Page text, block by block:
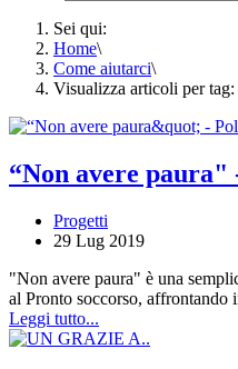
Sei qui:
Home\
Come aiutarci\
Visualizza articoli per
“Non avere
Progetti
29 Lug 2019
"Non avere paura" è una
al Pronto soccorso, affrontando
Leggi tutto...